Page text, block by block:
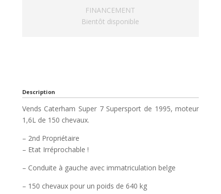
FINANCEMENT
Bientôt disponible
Description
Vends Caterham Super 7 Supersport de 1995, moteur
1,6L de 150 chevaux.
– 2nd Propriétaire
– Etat Irréprochable !
– Conduite à gauche avec immatriculation belge
– 150 chevaux pour un poids de 640 kg